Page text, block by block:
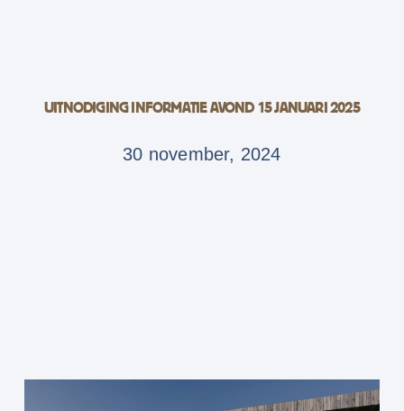
UITNODIGING INFORMATIE AVOND 15 JANUARI 2025
30 november, 2024